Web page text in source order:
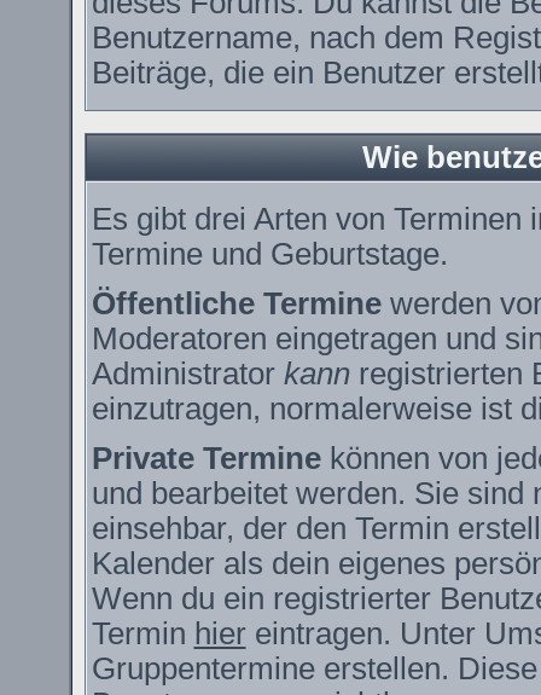
Benutzername, nach dem
Beiträge, die ein Benutzer
Wie
Es gibt drei Arten von Terminen
Termine und Geburtstage.
Öffentliche Terminewerden
Moderatoren eingetragen und
Administrator kannregistrierten
einzutragen, normalerweise ist
Private Terminekönnen von
und bearbeitet werden. Sie
einsehbar, der den Termin
Kalender als dein eigenes
Wenn du ein registrierter
Termin hiereintragen. Unter
Gruppentermine erstellen.